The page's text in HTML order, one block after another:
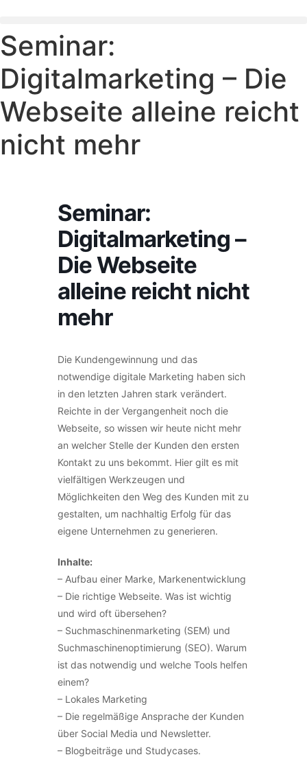
springen
Seminar:
Digitalmarketing – Die
Webseite alleine reicht
nicht mehr
Seminar:
Digitalmarketing –
Die Webseite
alleine reicht nicht
mehr
Die Kundengewinnung und das
notwendige digitale Marketing haben sich
in den letzten Jahren stark verändert.
Reichte in der Vergangenheit noch die
Webseite, so wissen wir heute nicht mehr
an welcher Stelle der Kunden den ersten
Kontakt zu uns bekommt. Hier gilt es mit
vielfältigen Werkzeugen und
Möglichkeiten den Weg des Kunden mit zu
gestalten, um nachhaltig Erfolg für das
eigene Unternehmen zu generieren.
Inhalte:
– Aufbau einer Marke, Markenentwicklung
– Die richtige Webseite. Was ist wichtig
und wird oft übersehen?
– Suchmaschinenmarketing (SEM) und
Suchmaschinenoptimierung (SEO). Warum
ist das notwendig und welche Tools helfen
einem?
– Lokales Marketing
– Die regelmäßige Ansprache der Kunden
über Social Media und Newsletter.
– Blogbeiträge und Studycases.